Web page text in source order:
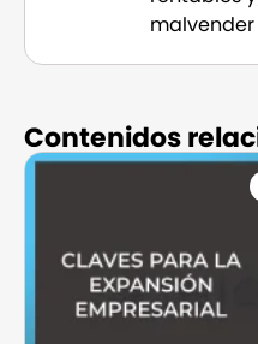
Contenidos